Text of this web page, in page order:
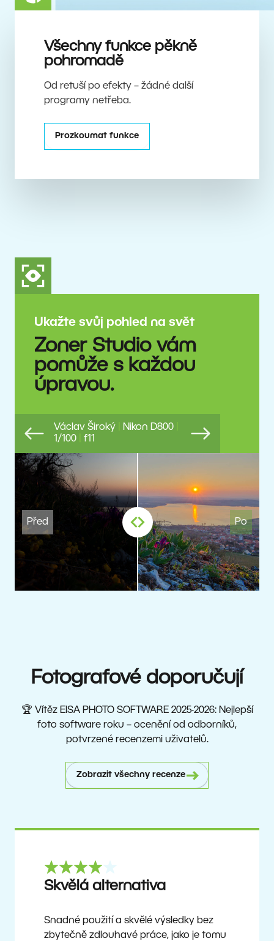
Všechny funkce pěkně
pohromadě
Od retuší po efekty – žádné další
programy netřeba.
Prozkoumat funkce
Ukažte svůj pohled na svět
Zoner Studio vám
pomůže s každou
úpravou.
Previous Next
Václav Široký Nikon D800
1/100
f11
Fotografové doporučují
🏆 Vítěz EISA PHOTO SOFTWARE 2025-2026: Nejlepší
foto software roku – ocenění od odborníků,
potvrzené recenzemi uživatelů.
Zobrazit všechny recenze
Skvělá alternativa
Snadné použití a skvělé výsledky bez
zbytečně zdlouhavé práce, jako je tomu